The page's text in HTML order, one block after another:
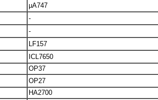
µA747
-
-
LF157
ICL7650
OP37
OP27
HA2700